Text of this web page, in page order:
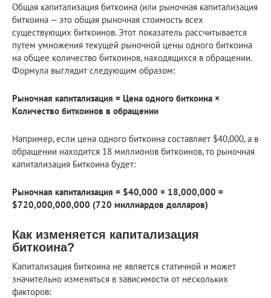
Общая капитализация биткоина (или рыночная капитализация
биткоина — это общая рыночная стоимость всех
существующих биткоинов. Этот показатель рассчитывается
путем умножения текущей рыночной цены одного биткоина
на общее количество биткоинов, находящихся в обращении.
Формула выглядит следующим образом:
Рыночная капитализация = Цена одного биткоина ×
Количество биткоинов в обращении
Например, если цена одного биткоина составляет $40,000, а в
обращении находится 18 миллионов биткоинов, то рыночная
капитализация Биткоина будет:
Рыночная капитализация = $40,000 × 18,000,000 =
$720,000,000,000 (720 миллиардов долларов)
Как изменяется капитализация
биткоина?
Капитализация биткоина не является статичной и может
значительно изменяться в зависимости от нескольких
факторов: